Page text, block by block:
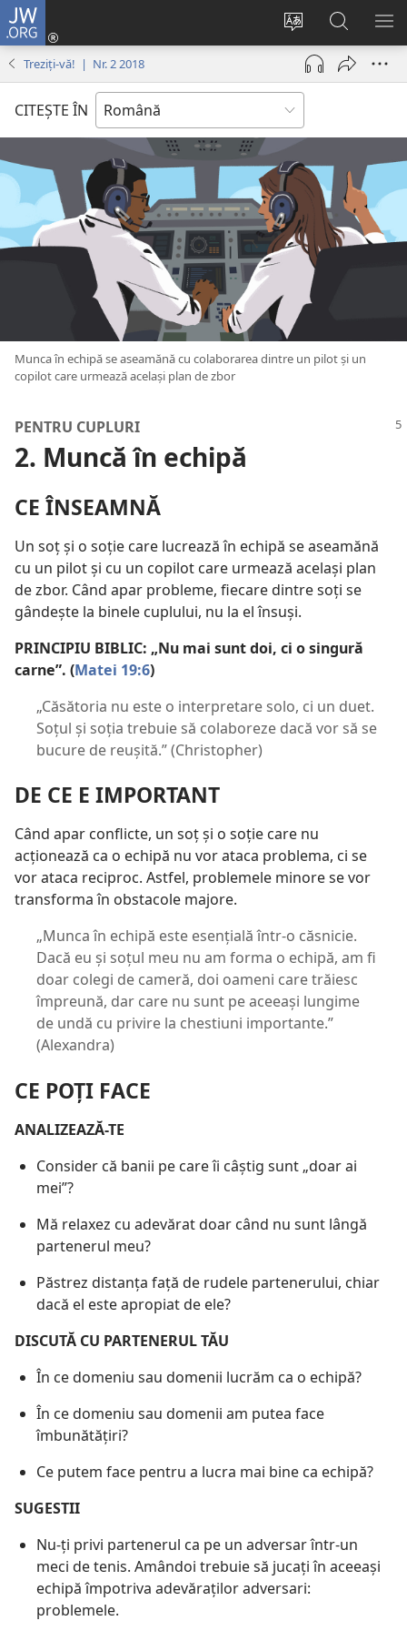
JW.ORG
Schimbaţi
limba
site-
ului
Conectează-
deschide
o
nouă)
Căutați
pe
JW.ORG
Treziți-vă! | Nr. 2 2018
CITEŞTE ÎN
Munca în echipă se aseamănă cu colaborarea dintre un pilot și un
copilot care urmează același plan de zbor
PENTRU CUPLURI
2. Muncă în echipă
CE ÎNSEAMNĂ
Un soț și o soție care lucrează în echipă se aseamănă
cu un pilot și cu un copilot care urmează același plan
de zbor. Când apar probleme, fiecare dintre soți se
gândește la binele cuplului, nu la el însuși.
PRINCIPIU BIBLIC: „Nu mai sunt doi, ci o singură
carne”. (Matei 19:6)
„Căsătoria nu este o interpretare solo, ci un duet.
Soțul și soția trebuie să colaboreze dacă vor să se
bucure de reușită.” (Christopher)
DE CE E IMPORTANT
Când apar conflicte, un soț și o soție care nu
acționează ca o echipă nu vor ataca problema, ci se
vor ataca reciproc. Astfel, problemele minore se vor
transforma în obstacole majore.
„Munca în echipă este esențială într-o căsnicie.
Dacă eu și soțul meu nu am forma o echipă, am fi
doar colegi de cameră, doi oameni care trăiesc
împreună, dar care nu sunt pe aceeași lungime
de undă cu privire la chestiuni importante.”
(Alexandra)
CE POȚI FACE
ANALIZEAZĂ-TE
Consider că banii pe care îi câștig sunt „doar ai
mei”?
Mă relaxez cu adevărat doar când nu sunt lângă
partenerul meu?
Păstrez distanța față de rudele partenerului, chiar
dacă el este apropiat de ele?
DISCUTĂ CU PARTENERUL TĂU
În ce domeniu sau domenii lucrăm ca o echipă?
În ce domeniu sau domenii am putea face
îmbunătățiri?
Ce putem face pentru a lucra mai bine ca echipă?
SUGESTII
Nu-ți privi partenerul ca pe un adversar într-un
meci de tenis. Amândoi trebuie să jucați în aceeași
echipă împotriva adevăraților adversari:
problemele.